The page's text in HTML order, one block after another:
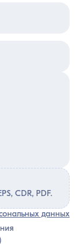
CDR, PDF.
данных